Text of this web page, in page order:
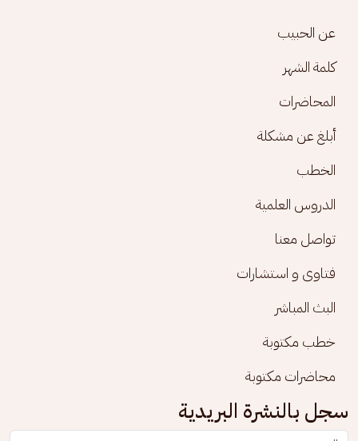
Footer menu
عن الحبيب
كلمة الشهر
المحاضرات
أبلغ عن مشكلة
الخطب
الدروس العلمية
تواصل معنا
فتاوى و استشارات
البث المباشر
خطب مكتوبة
محاضرات مكتوبة
سجل بالنشرة البريدية